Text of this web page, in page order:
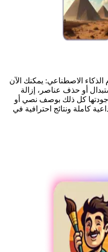
الاصطناعي: يمكنك الآن
أو حذف عناصر، إزالة
جودتها كل ذلك بوصف نصي أو
كاملة ونتائج احترافية في